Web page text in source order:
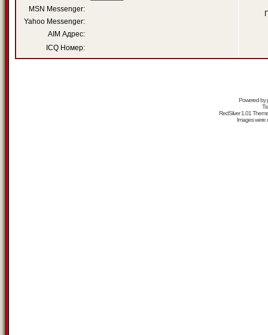
MSN Messenger:
Yahoo Messenger:
AIM Адрес:
ICQ Номер:
Powered by
RedSilver 1.01
Images were